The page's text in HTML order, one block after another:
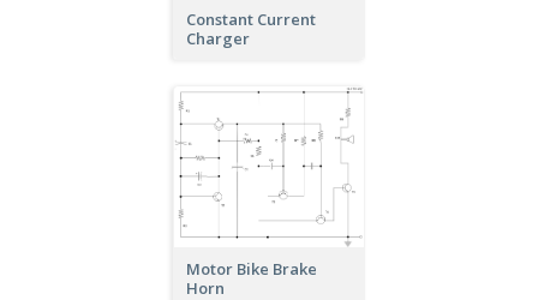
Constant Current
Charger
Motor Bike Brake
Horn